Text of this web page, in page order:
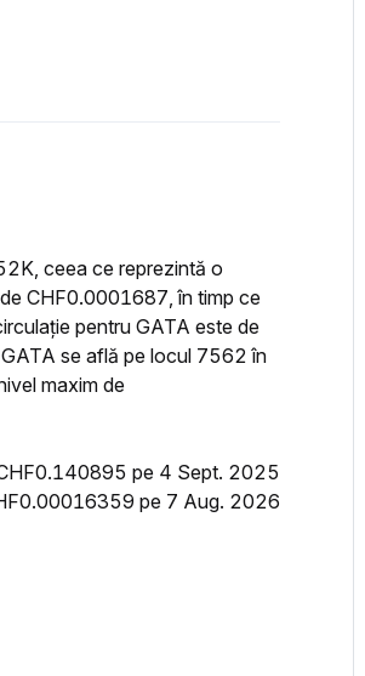
ceea ce reprezintă o
CHF0.0001687, în timp ce
pentru GATA este de
se află pe locul 7562 în
maxim de
pe 4 Sept. 2025
pe 7 Aug. 2026